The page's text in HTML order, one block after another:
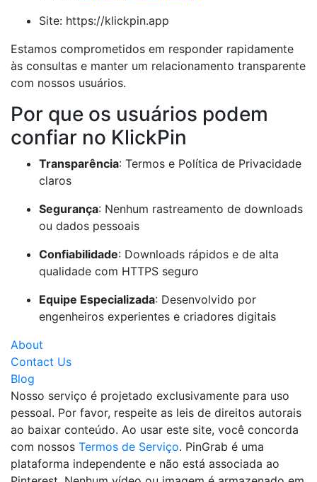
Site: https://klickpin.app
Estamos comprometidos em responder rapidamente
às consultas e manter um relacionamento transparente
com nossos usuários.
Por que os usuários podem
confiar no KlickPin
Transparência: Termos e Política de Privacidade
claros
Segurança: Nenhum rastreamento de downloads
ou dados pessoais
Confiabilidade: Downloads rápidos e de alta
qualidade com HTTPS seguro
Equipe Especializada: Desenvolvido por
engenheiros experientes e criadores digitais
About
Contact Us
Blog
Nosso serviço é projetado exclusivamente para uso
pessoal. Por favor, respeite as leis de direitos autorais
ao baixar conteúdo. Ao usar este site, você concorda
com nossos Termos de Serviço. PinGrab é uma
plataforma independente e não está associada ao